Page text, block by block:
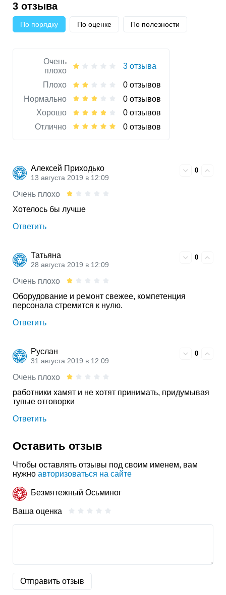
3 отзыва
По порядку По оценке По полезности
Очень
плохо
3 отзыва
Плохо
0 отзывов
Нормально
0 отзывов
Хорошо
0 отзывов
Отлично
0 отзывов
Алексей Приходько
13 августа 2019 в 12:09
0
Очень плохо
Хотелось бы лучше
Ответить
Татьяна
28 августа 2019 в 12:09
0
Очень плохо
Оборудование и ремонт свежее, компетенция
персонала стремится к нулю.
Ответить
Руслан
31 августа 2019 в 12:09
0
Очень плохо
работники хамят и не хотят принимать, придумывая
тупые отговорки
Ответить
Оставить отзыв
Чтобы оставлять отзывы под своим именем, вам
нужно авторизоваться на сайте
Безмятежный Осьминог
Ваша оценка
Отправить отзыв